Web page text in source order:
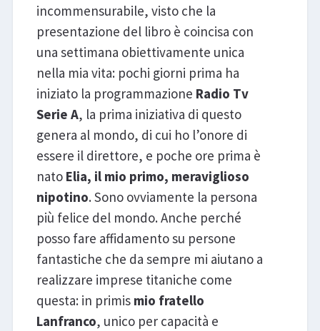
incommensurabile, visto che la
presentazione del libro è coincisa con
una settimana obiettivamente unica
nella mia vita: pochi giorni prima ha
iniziato la programmazione Radio Tv
Serie A, la prima iniziativa di questo
genera al mondo, di cui ho l’onore di
essere il direttore, e poche ore prima è
nato Elia, il mio primo, meraviglioso
nipotino. Sono ovviamente la persona
più felice del mondo. Anche perché
posso fare affidamento su persone
fantastiche che da sempre mi aiutano a
realizzare imprese titaniche come
questa: in primis mio fratello
Lanfranco, unico per capacità e